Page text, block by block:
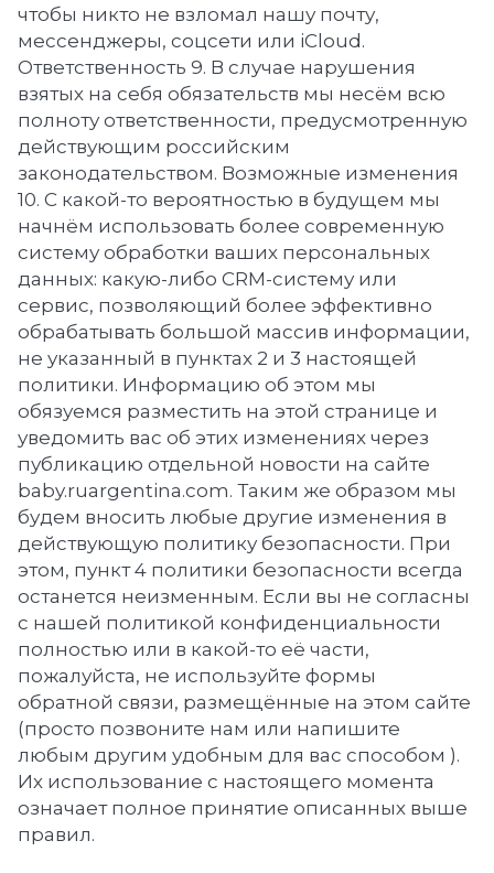
чтобы никто не взломал нашу почту,
мессенджеры, соцсети или iCloud.
Ответственность 9. В случае нарушения
взятых на себя обязательств мы несём всю
полноту ответственности, предусмотренную
действующим российским
законодательством. Возможные изменения
10. С какой-то вероятностью в будущем мы
начнём использовать более современную
систему обработки ваших персональных
данных: какую-либо CRM-систему или
сервис, позволяющий более эффективно
обрабатывать большой массив информации,
не указанный в пунктах 2 и 3 настоящей
политики. Информацию об этом мы
обязуемся разместить на этой странице и
уведомить вас об этих изменениях через
публикацию отдельной новости на сайте
baby.ruargentina.com. Таким же образом мы
будем вносить любые другие изменения в
действующую политику безопасности. При
этом, пункт 4 политики безопасности всегда
останется неизменным. Если вы не согласны
с нашей политикой конфиденциальности
полностью или в какой-то её части,
пожалуйста, не используйте формы
обратной связи, размещённые на этом сайте
(просто позвоните нам или напишите
любым другим удобным для вас способом ).
Их использование с настоящего момента
означает полное принятие описанных выше
правил.